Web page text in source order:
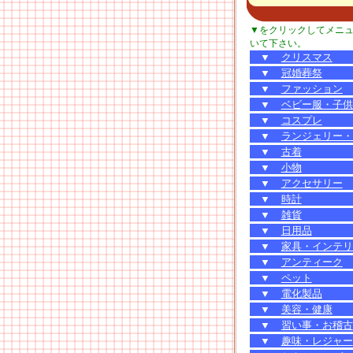
▼をクリックしてメニ
いて下さい。
▼
クリスマス
▼
冠婚葬祭
▼
ファッション
▼
ベビー服・子
▼
コスプレ
▼
ランジェリー
▼
古着
▼
小物
▼
アクセサリー
▼
時計
▼
雑貨
▼
日用品
▼
家具・インテ
▼
アンティーク
▼
ペット
▼
電化製品
▼
美容・健康
▼
習い事・お稽古
▼
趣味・レジャー